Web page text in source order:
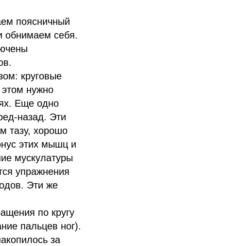
поясничный
обнимаем себя.
круговые
нужно
Еще одно
назад. Эти
тазу, хорошо
этих мышц и
мускулатуры
упражнения
Эти же
по кругу
пальцев ног).
за